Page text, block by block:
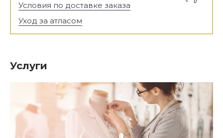
Условия по доставке заказа
Уход за атласом
Услуги